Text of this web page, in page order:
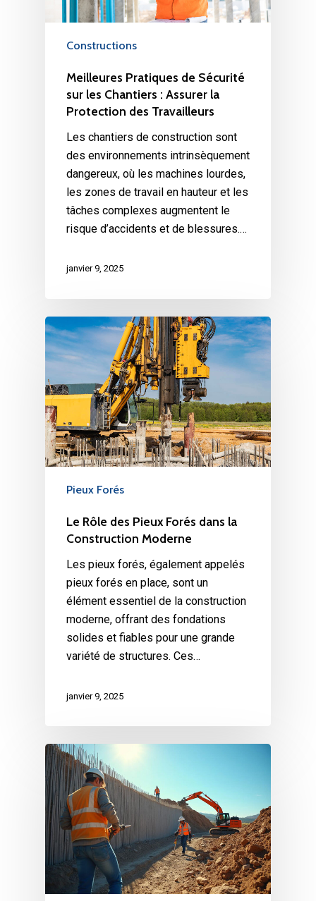
Constructions
Meilleures Pratiques de Sécurité
sur les Chantiers : Assurer la
Protection des Travailleurs
Les chantiers de construction sont
des environnements intrinsèquement
dangereux, où les machines lourdes,
les zones de travail en hauteur et les
tâches complexes augmentent le
risque d’accidents et de blessures.…
janvier 9, 2025
Pieux Forés
Le Rôle des Pieux Forés dans la
Construction Moderne
Les pieux forés, également appelés
pieux forés en place, sont un
élément essentiel de la construction
moderne, offrant des fondations
solides et fiables pour une grande
variété de structures. Ces…
janvier 9, 2025